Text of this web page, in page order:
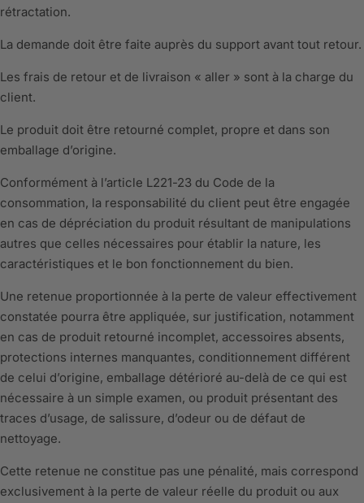
rétractation.
La demande doit être faite auprès du support avant tout retour.
Les frais de retour et de livraison « aller » sont à la charge du
client.
Le produit doit être retourné complet, propre et dans son
emballage d’origine.
Conformément à l’article L221-23 du Code de la
consommation, la responsabilité du client peut être engagée
en cas de dépréciation du produit résultant de manipulations
autres que celles nécessaires pour établir la nature, les
caractéristiques et le bon fonctionnement du bien.
Une retenue proportionnée à la perte de valeur effectivement
constatée pourra être appliquée, sur justification, notamment
en cas de produit retourné incomplet, accessoires absents,
protections internes manquantes, conditionnement différent
de celui d’origine, emballage détérioré au-delà de ce qui est
nécessaire à un simple examen, ou produit présentant des
traces d’usage, de salissure, d’odeur ou de défaut de
nettoyage.
Cette retenue ne constitue pas une pénalité, mais correspond
exclusivement à la perte de valeur réelle du produit ou aux